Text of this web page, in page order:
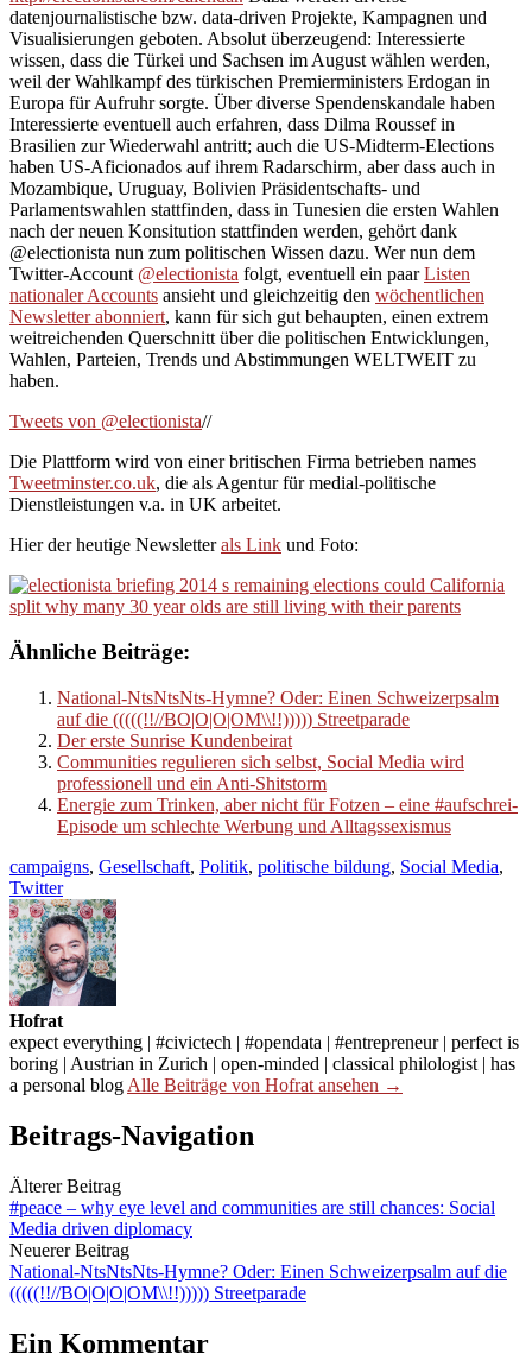
datenjournalistische bzw. data-driven Projekte, Kampagnen und
Visualisierungen geboten. Absolut überzeugend: Interessierte
wissen, dass die Türkei und Sachsen im August wählen werden,
weil der Wahlkampf des türkischen Premierministers Erdogan in
Europa für Aufruhr sorgte. Über diverse Spendenskandale haben
Interessierte eventuell auch erfahren, dass Dilma Roussef in
Brasilien zur Wiederwahl antritt; auch die US-Midterm-Elections
haben US-Aficionados auf ihrem Radarschirm, aber dass auch in
Mozambique, Uruguay, Bolivien Präsidentschafts- und
Parlamentswahlen stattfinden, dass in Tunesien die ersten Wahlen
nach der neuen Konsitution stattfinden werden, gehört dank
@electionista nun zum politischen Wissen dazu. Wer nun dem
Twitter-Account @electionista folgt, eventuell ein paarListen
nationaler Accounts ansieht und gleichzeitig den wöchentlichen
Newsletter abonniert, kann für sich gut behaupten, einen extrem
weitreichenden Querschnitt über die politischen Entwicklungen,
Wahlen, Parteien, Trends und Abstimmungen WELTWEIT zu
haben.
Tweets von @electionista//
Die Plattform wird von einer britischen Firma betrieben names
Tweetminster.co.uk, die als Agentur für medial-politische
Dienstleistungen v.a. in UK arbeitet.
Hier der heutige Newsletterals Link und Foto:
Ähnliche Beiträge:
National-NtsNtsNts-Hymne? Oder: Einen Schweizerpsalm
auf die (((((!!//BO|O|O|OM\\!!))))) Streetparade
Der erste Sunrise Kundenbeirat
Communities regulieren sich selbst, Social Media wird
professionell und ein Anti-Shitstorm
Energie zum Trinken, aber nicht für Fotzen – eine #aufschrei-
Episode um schlechte Werbung und Alltagssexismus
campaigns, Gesellschaft, Politik, politische bildung, Social Media,
Twitter
Hofrat
expect everything | #civictech | #opendata | #entrepreneur | perfect is
boring | Austrian in Zurich | open-minded | classical philologist | has
a personal blog Alle Beiträge von Hofrat ansehen →
Beitrags-Navigation
Älterer Beitrag
#peace – why eye level and communities are still chances: Social
Media driven diplomacy
Neuerer Beitrag
National-NtsNtsNts-Hymne? Oder: Einen Schweizerpsalm auf die
(((((!!//BO|O|O|OM\\!!))))) Streetparade
Ein Kommentar